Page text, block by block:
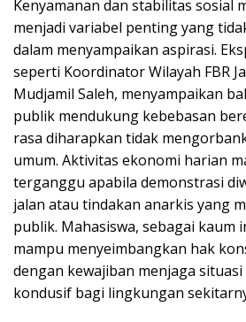
Kenyamanan dan stabilitas sosial
menjadi variabel penting yang
dalam menyampaikan aspirasi.
seperti Koordinator Wilayah FBR
Mudjamil Saleh, menyampaikan
publik mendukung kebebasan
rasa diharapkan tidak
umum. Aktivitas ekonomi harian
terganggu apabila demonstrasi
jalan atau tindakan anarkis yang
publik. Mahasiswa, sebagai
mampu menyeimbangkan hak
dengan kewajiban menjaga
kondusif bagi lingkungan